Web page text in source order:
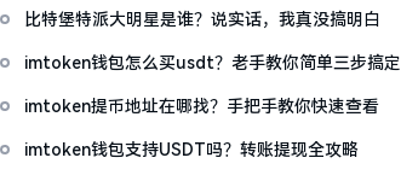
比特堡特派大明星是谁？说实话，我真没搞明白
imtoken钱包怎么买usdt？老手教你简单三步搞定
imtoken提币地址在哪找？手把手教你快速查看
imtoken钱包支持USDT吗？转账提现全攻略